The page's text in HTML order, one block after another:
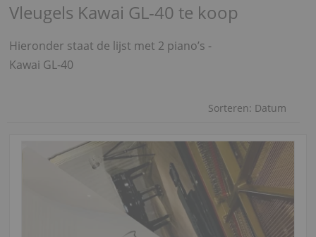
Vleugels Kawai GL-40 te koop
Hieronder staat de lijst met 2 piano’s -
Kawai GL-40
Sorteren: Datum